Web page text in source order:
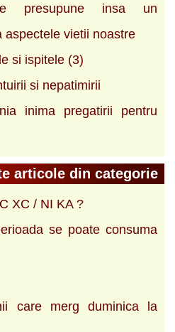
presupune insa un
aspectele vietii noastre
si ispitele (3)
si nepatimirii
inima pregatirii pentru
articole din categorie
XC / NI KA ?
se poate consuma
care merg duminica la